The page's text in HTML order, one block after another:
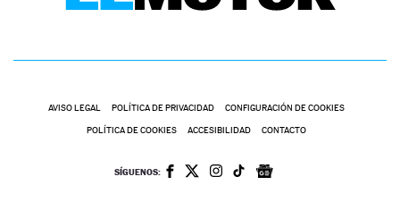
AVISO LEGAL POLÍTICA DE PRIVACIDAD CONFIGURACIÓN DE COOKIES
POLÍTICA DE COOKIES ACCESIBILIDAD CONTACTO
SÍGUENOS: